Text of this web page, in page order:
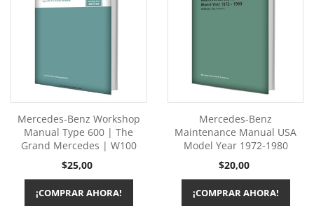
Mercedes-Benz Workshop
Manual Type 600 | The
Grand Mercedes | W100
Precio
$25,00
¡COMPRAR AHORA!
Mercedes-Benz
Maintenance Manual USA
Model Year 1972-1980
Precio
$20,00
¡COMPRAR AHORA!